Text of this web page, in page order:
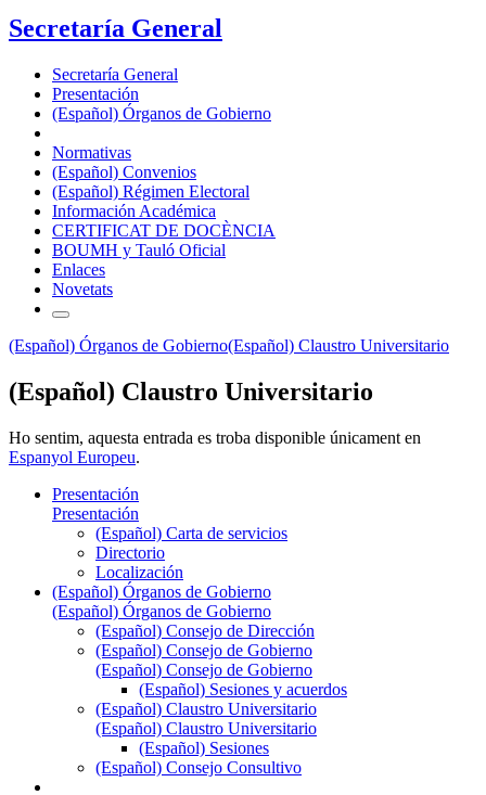
Secretaría General
Secretaría General
Presentación
(Español) Órganos de Gobierno
Normativas
(Español) Convenios
(Español) Régimen Electoral
Información Académica
CERTIFICAT DE DOCÈNCIA
BOUMH y Tauló Oficial
Enlaces
Novetats
(Español) Órganos de Gobierno(Español) Claustro Universitario
(Español) Claustro Universitario
Ho sentim, aquesta entrada es troba disponible únicament en
Espanyol Europeu.
Presentación
Presentación
(Español) Carta de servicios
Directorio
Localización
(Español) Órganos de Gobierno
(Español) Órganos de Gobierno
(Español) Consejo de Dirección
(Español) Consejo de Gobierno
(Español) Consejo de Gobierno
(Español) Sesiones y acuerdos
(Español) Claustro Universitario
(Español) Claustro Universitario
(Español) Sesiones
(Español) Consejo Consultivo